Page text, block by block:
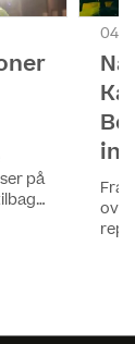
på
04/
Fra